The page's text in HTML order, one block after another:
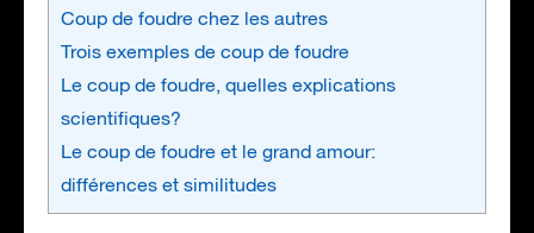
Coup de foudre chez les autres
Trois exemples de coup de foudre
Le coup de foudre, quelles explications
scientifiques?
Le coup de foudre et le grand amour:
différences et similitudes